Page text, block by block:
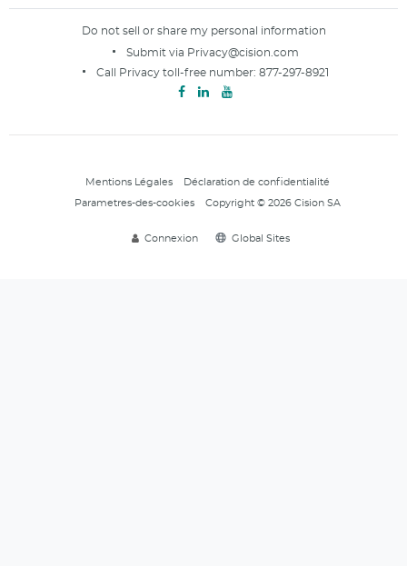
Do not sell or share my personal information
Submit via Privacy@cision.com
Call Privacy toll-free number: 877-297-8921
Mentions Légales Déclaration de confidentialité
Parametres-des-cookies Copyright © 2026 Cision SA
Connexion Global Sites